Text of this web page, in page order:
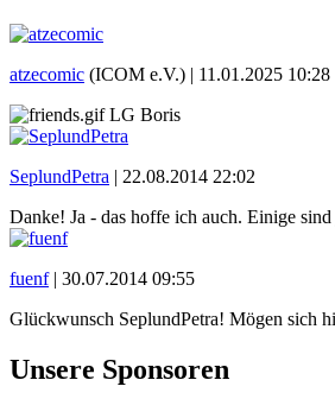
atzecomic (ICOM e.V.) | 11.01.2025 10:28
LG Boris
SeplundPetra | 22.08.2014 22:02
Danke! Ja - das hoffe ich auch. Einige
fuenf| 30.07.2014 09:55
Glückwunsch SeplundPetra! Mögen sich
Unsere Sponsoren